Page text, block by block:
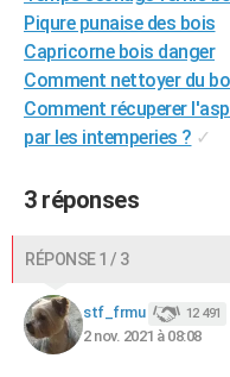
PHOTO
GUIDES D'ACHAT
BONS PLANS
CARTE DE VOEUX
Carte de Noël
Carte Bonne année
Carte Saint-Valentin
Carte Pâques
Carte d'anniversaire
DICTIONNAIRE
PROGRAMME TV
COPAINS D'AVANT
S'inscrire
Se connecter
Lycées
Collèges
Primaires
Universités
Entreprises
Service militaire
Avis de recherche
AVIS DE DÉCÈS
Piqure punaise des bois
Capricorne bois danger
Comment nettoyer du
Comment récuperer
par les intemperies ? ✓
3 réponses
RÉPONSE 1 / 3
stf_frmu 12 491
2 nov. 2021 à 08:08